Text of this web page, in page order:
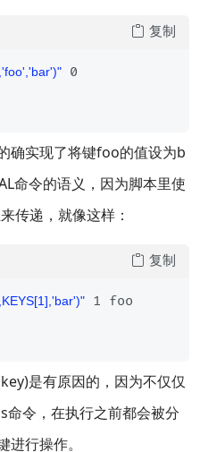
0
复制
确实现了将键foo的值设为b
命令的语义，因为脚本里使
传递，就像这样：
1 foo
复制
是有原因的，因为不仅仅
命令，在执行之前都会被分
行操作。